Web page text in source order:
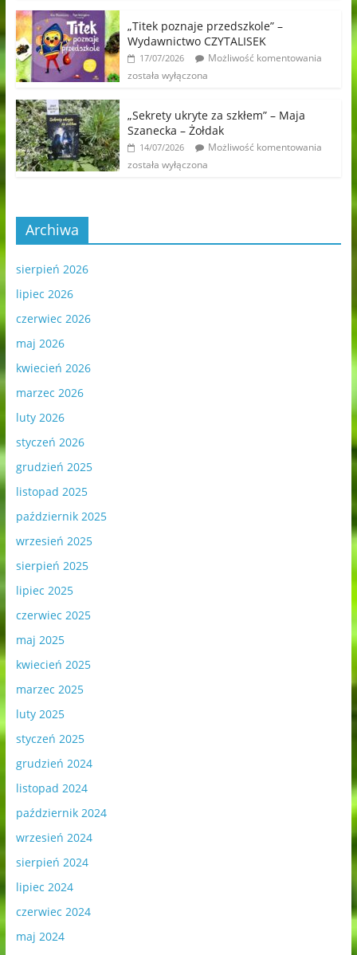
„Titek poznaje przedszkole” –
Wydawnictwo CZYTALISEK
17/07/2026
Możliwość komentowania
została wyłączona
„Sekrety ukryte za szkłem” – Maja
Szanecka – Żołdak
14/07/2026
Możliwość komentowania
została wyłączona
Archiwa
sierpień 2026
lipiec 2026
czerwiec 2026
maj 2026
kwiecień 2026
marzec 2026
luty 2026
styczeń 2026
grudzień 2025
listopad 2025
październik 2025
wrzesień 2025
sierpień 2025
lipiec 2025
czerwiec 2025
maj 2025
kwiecień 2025
marzec 2025
luty 2025
styczeń 2025
grudzień 2024
listopad 2024
październik 2024
wrzesień 2024
sierpień 2024
lipiec 2024
czerwiec 2024
maj 2024